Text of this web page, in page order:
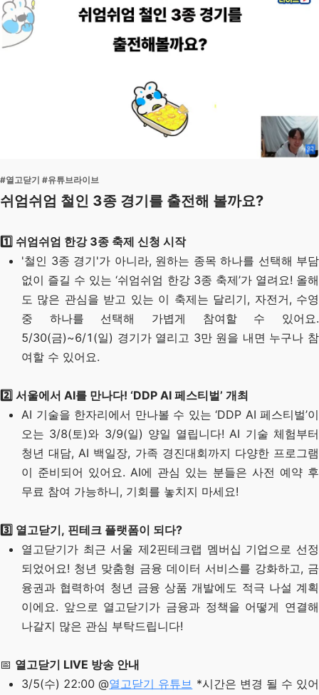
#열고닫기 #유튜브라이브
쉬엄쉬엄 철인 3종 경기를 출전해 볼까요?
1️⃣ 쉬엄쉬엄 한강 3종 축제 신청 시작
'철인 3종 경기'가 아니라, 원하는 종목 하나를 선택해 부담
없이 즐길 수 있는 ‘쉬엄쉬엄 한강 3종 축제’가 열려요! 올해
도 많은 관심을 받고 있는 이 축제는 달리기, 자전거, 수영
중 하나를 선택해 가볍게 참여할 수 있어요.
5/30(금)~6/1(일) 경기가 열리고 3만 원을 내면 누구나 참
여할 수 있어요.
2️⃣ 서울에서 AI를 만나다! ‘DDP AI 페스티벌’ 개최
AI 기술을 한자리에서 만나볼 수 있는 ‘DDP AI 페스티벌’이
오는 3/8(토)와 3/9(일) 양일 열립니다! AI 기술 체험부터
청년 대담, AI 백일장, 가족 경진대회까지 다양한 프로그램
이 준비되어 있어요. AI에 관심 있는 분들은 사전 예약 후
무료 참여 가능하니, 기회를 놓치지 마세요!
3️⃣ 열고닫기, 핀테크 플랫폼이 되다?
열고닫기가 최근 서울 제2핀테크랩 멤버십 기업으로 선정
되었어요! 청년 맞춤형 금융 데이터 서비스를 강화하고, 금
융권과 협력하여 청년 금융 상품 개발에도 적극 나설 계획
이에요. 앞으로 열고닫기가 금융과 정책을 어떻게 연결해
나갈지 많은 관심 부탁드립니다!
📅 열고닫기 LIVE 방송 안내
3/5(수) 22:00 @열고닫기 유튜브 *시간은 변경 될 수 있어